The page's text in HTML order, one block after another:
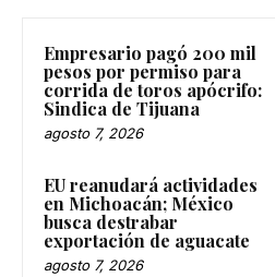
Empresario pagó 200 mil
pesos por permiso para
corrida de toros apócrifo:
Sindica de Tijuana
agosto 7, 2026
EU reanudará actividades
en Michoacán; México
busca destrabar
exportación de aguacate
agosto 7, 2026